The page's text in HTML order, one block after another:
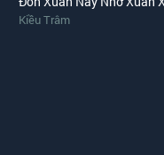
Kiều Trâm